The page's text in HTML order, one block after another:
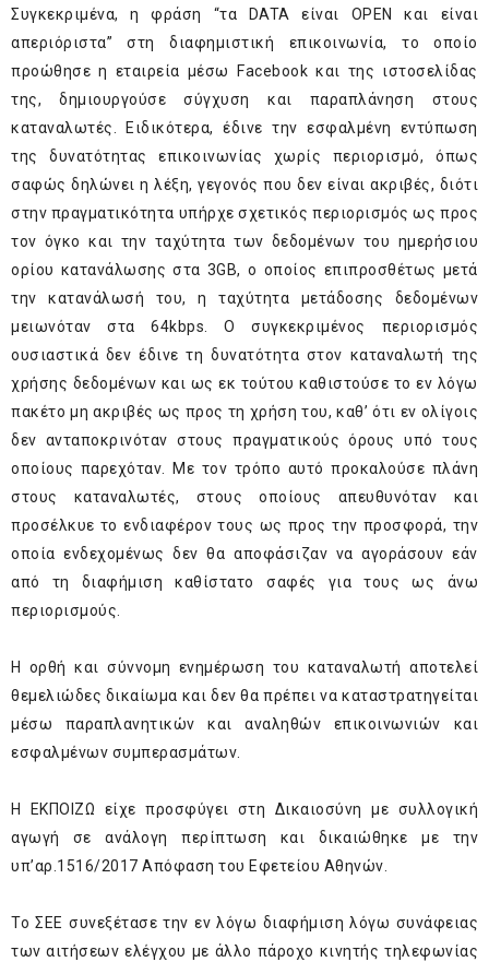
Συγκεκριμένα, η φράση “τα DATA είναι OPEN και είναι
απεριόριστα” στη διαφημιστική επικοινωνία, το οποίο
προώθησε η εταιρεία μέσω Facebook και της ιστοσελίδας
της, δημιουργούσε σύγχυση και παραπλάνηση στους
καταναλωτές. Ειδικότερα, έδινε την εσφαλμένη εντύπωση
της δυνατότητας επικοινωνίας χωρίς περιορισμό, όπως
σαφώς δηλώνει η λέξη, γεγονός που δεν είναι ακριβές, διότι
στην πραγματικότητα υπήρχε σχετικός περιορισμός ως προς
τον όγκο και την ταχύτητα των δεδομένων του ημερήσιου
ορίου κατανάλωσης στα 3GB, ο οποίος επιπροσθέτως μετά
την κατανάλωσή του, η ταχύτητα μετάδοσης δεδομένων
μειωνόταν στα 64kbps. Ο συγκεκριμένος περιορισμός
ουσιαστικά δεν έδινε τη δυνατότητα στον καταναλωτή της
χρήσης δεδομένων και ως εκ τούτου καθιστούσε το εν λόγω
πακέτο μη ακριβές ως προς τη χρήση του, καθ’ ότι εν ολίγοις
δεν ανταποκρινόταν στους πραγματικούς όρους υπό τους
οποίους παρεχόταν. Με τον τρόπο αυτό προκαλούσε πλάνη
στους καταναλωτές, στους οποίους απευθυνόταν και
προσέλκυε το ενδιαφέρον τους ως προς την προσφορά, την
οποία ενδεχομένως δεν θα αποφάσιζαν να αγοράσουν εάν
από τη διαφήμιση καθίστατο σαφές για τους ως άνω
περιορισμούς.
Η ορθή και σύννομη ενημέρωση του καταναλωτή αποτελεί
θεμελιώδες δικαίωμα και δεν θα πρέπει να καταστρατηγείται
μέσω παραπλανητικών και αναληθών επικοινωνιών και
εσφαλμένων συμπερασμάτων.
Η ΕΚΠΟΙΖΩ είχε προσφύγει στη Δικαιοσύνη με συλλογική
αγωγή σε ανάλογη περίπτωση και δικαιώθηκε με την
υπ’αρ.1516/2017 Απόφαση του Εφετείου Αθηνών.
Το ΣΕΕ συνεξέτασε την εν λόγω διαφήμιση λόγω συνάφειας
των αιτήσεων ελέγχου με άλλο πάροχο κινητής τηλεφωνίας